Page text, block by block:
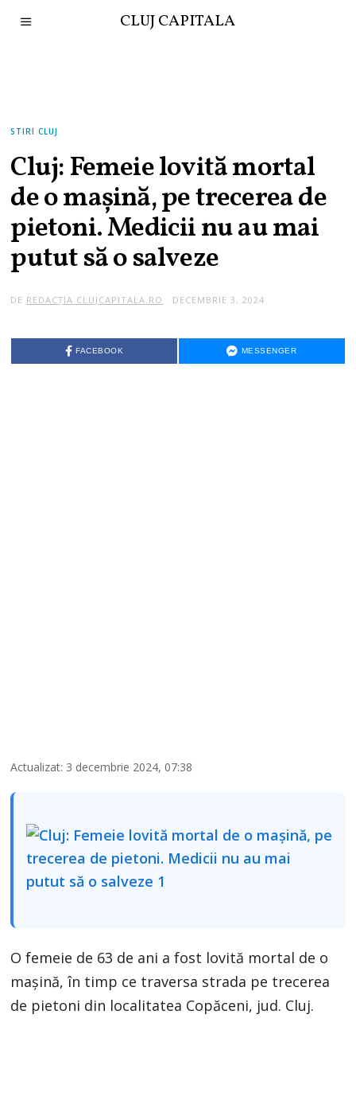
CLUJ CAPITALA
STIRI CLUJ
Cluj: Femeie lovită mortal
de o mașină, pe trecerea de
pietoni. Medicii nu au mai
putut să o salveze
DE REDACȚIA CLUJCAPITALA.RO DECEMBRIE 3, 2024
FACEBOOK MESSENGER
Actualizat: 3 decembrie 2024, 07:38
O femeie de 63 de ani a fost lovită mortal de o
mașină, în timp ce traversa strada pe trecerea
de pietoni din localitatea Copăceni, jud. Cluj.